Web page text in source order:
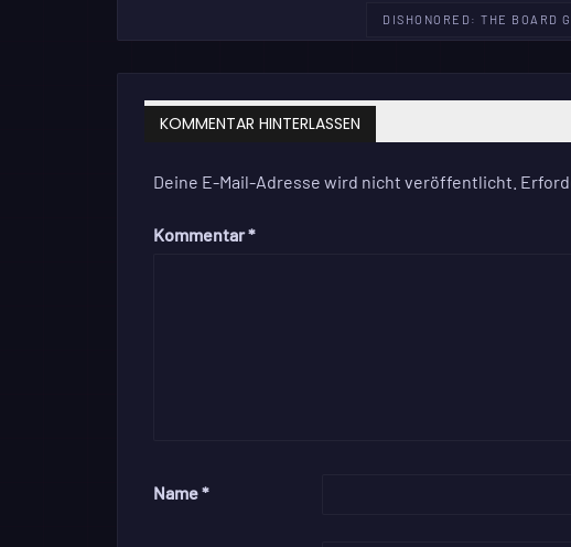
DISHONORED: THE BOARD
KOMMENTAR HINTERLASSEN
Deine E-Mail-Adresse wird nicht veröffentlicht.
Kommentar*
Name*